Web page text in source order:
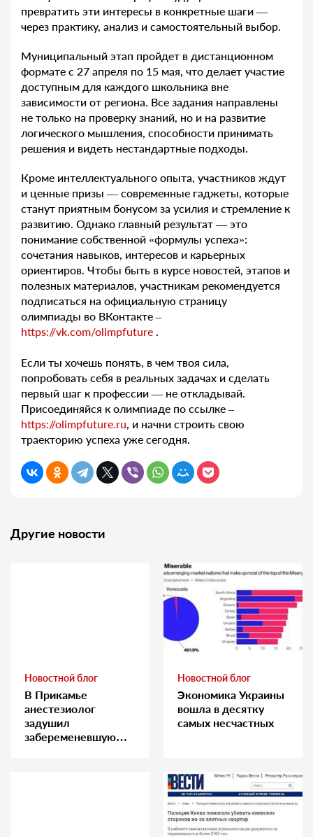
превратить эти интересы в конкретные шаги —
через практику, анализ и самостоятельный выбор.
Муниципальный этап пройдет в дистанционном
формате с 27 апреля по 15 мая, что делает участие
доступным для каждого школьника вне
зависимости от региона. Все задания направлены
не только на проверку знаний, но и на развитие
логического мышления, способности принимать
решения и видеть нестандартные подходы.
Кроме интеллектуального опыта, участников ждут
и ценные призы — современные гаджеты, которые
станут приятным бонусом за усилия и стремление к
развитию. Однако главный результат — это
понимание собственной «формулы успеха»:
сочетания навыков, интересов и карьерных
ориентиров. Чтобы быть в курсе новостей, этапов и
полезных материалов, участникам рекомендуется
подписаться на официальную страницу
олимпиады во ВКонтакте –
https://vk.com/olimpfuture .
Если ты хочешь понять, в чем твоя сила,
попробовать себя в реальных задачах и сделать
первый шаг к профессии — не откладывай.
Присоединяйся к олимпиаде по ссылке –
https://olimpfuture.ru, и начни строить свою
траекторию успеха уже сегодня.
Другие новости
Новостной блог
В Прикамье
анестезиолог
задушил
забеременевшую
Новостной блог
Экономика Украины
вошла в десятку
самых несчастных